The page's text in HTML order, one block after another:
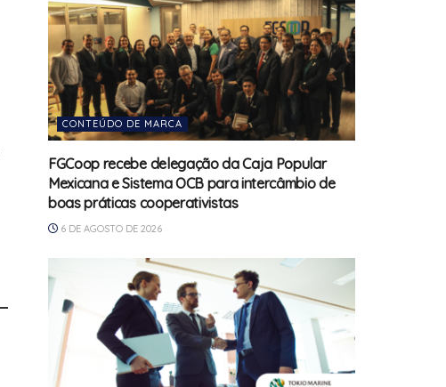
CONTEÚDO DE MARCA
FGCoop recebe delegação da Caja Popular
Mexicana e Sistema OCB para intercâmbio de
boas práticas cooperativistas
6 DE AGOSTO DE 2026